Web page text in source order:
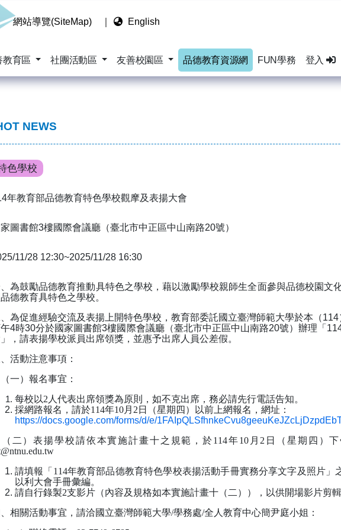
網站導覽(SiteMap) English
教育區 社團活動區 友善校園區 品德教育資源網 FUN學務 登入
NEWS
色學校
年教育部品德教育特色學校觀摩及表揚大會
圖書館3樓國際會議廳（臺北市中正區中山南路20號）
11/28 12:30~2025/11/28 16:30
為鼓勵品德教育推動具特色之學校，藉以激勵學校親師生全面參與品德校園文
德教育具特色之學校。
、為促進經驗交流及表揚上開特色學校，教育部委託國立臺灣師範大學於本（
4時30分於國家圖書館3樓國際會議廳（臺北市中正區中山南路20號）辦理「
，請表揚學校派員出席領獎，並惠予出席人員公差假。
活動注意事項：
一）報名事宜：
每校以2人代表出席領獎為原則，如不克出席，務必請先行電話告知。
採網路報名，請於114年10月2日（星期四）以前上網報名，網址：
https://docs.google.com/forms/d/e/
二）表揚學校請依本實施計畫十之規範，於114年10月2日（星期 四 ）
請填報「114年教育部品德教育特色學校表揚活動手冊實務分享文字及照片」
以利大會手冊彙編。
請自行錄製2支影片（內容及規格如本實施計畫十（二）），以供開場影片剪
、相關活動事宜，請洽國立臺灣師範大學/學務處/全人教育中心簡尹庭小姐：